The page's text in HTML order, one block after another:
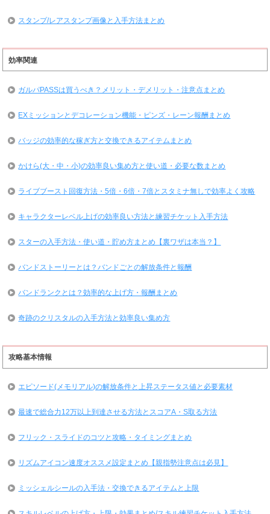
スタンプ/レアスタンプ画像と入手方法まとめ
効率関連
ガルパPASSは買うべき？メリット・デメリット・注意点まとめ
EXミッションとデコレーション機能・ピンズ・レーン報酬まとめ
バッジの効率的な稼ぎ方と交換できるアイテムまとめ
かけら(大・中・小)の効率良い集め方と使い道・必要な数まとめ
ライブブースト回復方法・5倍・6倍・7倍とスタミナ無しで効率よく攻略
キャラクターレベル上げの効率良い方法と練習チケット入手方法
スターの入手方法・使い道・貯め方まとめ【裏ワザは本当？】
バンドストーリーとは？バンドごとの解放条件と報酬
バンドランクとは？効率的な上げ方・報酬まとめ
奇跡のクリスタルの入手方法と効率良い集め方
攻略基本情報
エピソード(メモリアル)の解放条件と上昇ステータス値と必要素材
最速で総合力12万以上到達させる方法とスコアA・S取る方法
フリック・スライドのコツと攻略・タイミングまとめ
リズムアイコン速度オススメ設定まとめ【親指勢注意点は必見】
ミッシェルシールの入手法・交換できるアイテムと上限